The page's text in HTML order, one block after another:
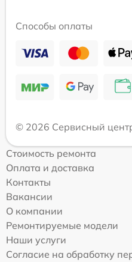
Способы оплаты
© 2026 Сервисный
Стоимость ремонта
Оплата и доставка
Контакты
Вакансии
О компании
Ремонтируемые модели
Наши услуги
Согласие на обработку